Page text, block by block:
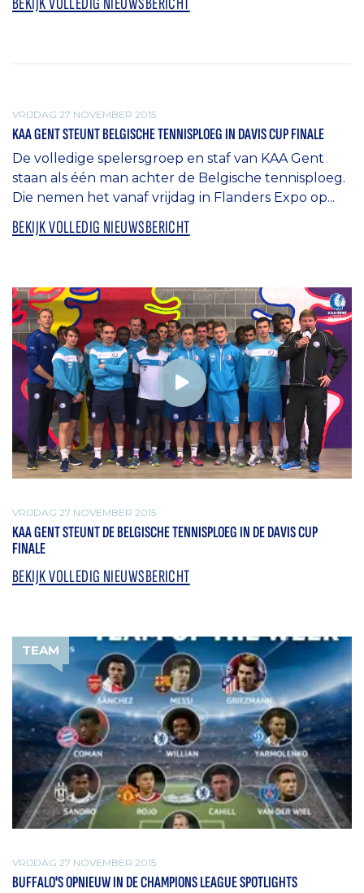
VRIJDAG 27 NOVEMBER 2015
KAA GENT STEUNT BELGISCHE TENNISPLOEG IN DAVIS CUP FINALE
De volledige spelersgroep en staf van KAA Gent
staan als één man achter de Belgische tennisploeg.
Die nemen het vanaf vrijdag in Flanders Expo op...
BEKIJK VOLLEDIG NIEUWSBERICHT
VRIJDAG 27 NOVEMBER 2015
KAA GENT STEUNT DE BELGISCHE TENNISPLOEG IN DE DAVIS CUP
FINALE
BEKIJK VOLLEDIG NIEUWSBERICHT
TEAM
VRIJDAG 27 NOVEMBER 2015
BUFFALO'S OPNIEUW IN DE CHAMPIONS LEAGUE SPOTLIGHTS